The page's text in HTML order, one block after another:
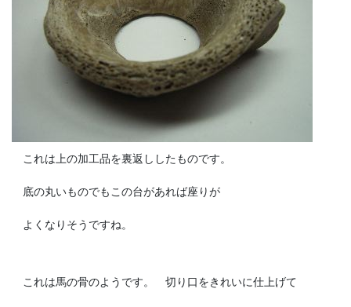
これは上の加工品を裏返ししたものです。
底の丸いものでもこの台があれば座りが
よくなりそうですね。
これは馬の骨のようです。 切り口をきれいに仕上げて